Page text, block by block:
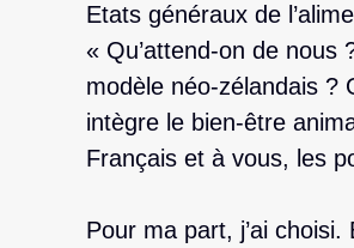
Etats généraux de
« Qu’attend-on de nous
modèle néo-zélandais ?
intègre le bien-être
Français et à vous, les
Pour ma part, j’ai